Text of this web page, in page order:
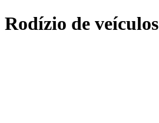
Rodízio de veículos